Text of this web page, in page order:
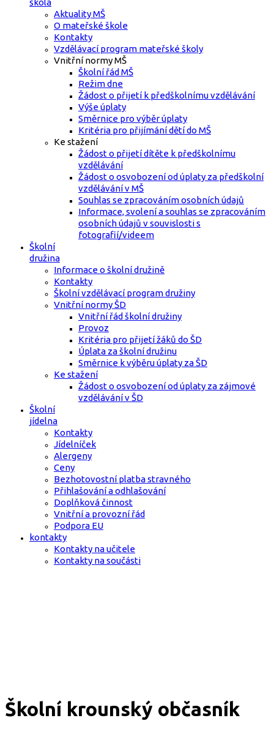
škola
Aktuality MŠ
O mateřské škole
Kontakty
Vzdělávací program mateřské školy
Vnitřní normy MŠ
Školní řád MŠ
Režim dne
Žádost o přijetí k předškolnímu vzdělávání
Výše úplaty
Směrnice pro výběr úplaty
Kritéria pro přijímání dětí do MŠ
Ke stažení
Žádost o přijetí dítěte k předškolnímu
vzdělávání
Žádost o osvobození od úplaty za předškolní
vzdělávání v MŠ
Souhlas se zpracováním osobních údajů
Informace, svolení a souhlas se zpracováním
osobních údajů v souvislosti s
fotografií/videem
Školní
družina
Informace o školní družině
Kontakty
Školní vzdělávací program družiny
Vnitřní normy ŠD
Vnitřní řád školní družiny
Provoz
Kritéria pro přijetí žáků do ŠD
Úplata za školní družinu
Směrnice k výběru úplaty za ŠD
Ke stažení
Žádost o osvobození od úplaty za zájmové
vzdělávání v ŠD
Školní
jídelna
Kontakty
Jídelníček
Alergeny
Ceny
Bezhotovostní platba stravného
Přihlašování a odhlašování
Doplňková činnost
Vnitřní a provozní řád
Podpora EU
kontakty
Kontakty na učitele
Kontakty na součásti
Školní krounský občasník